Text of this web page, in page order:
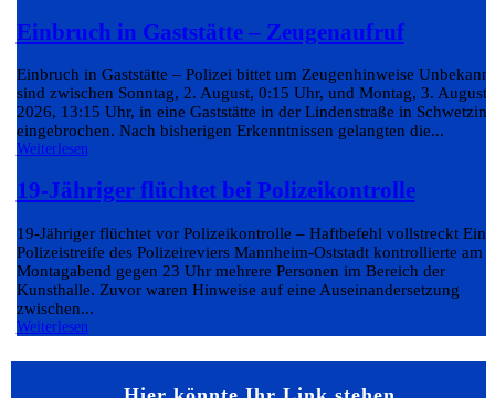
Einbruch in Gaststätte – Zeugenaufruf
Einbruch in Gaststätte – Polizei bittet um Zeugenhinweise
sind zwischen Sonntag, 2. August, 0:15 Uhr, und Montag, 3. August
2026, 13:15 Uhr, in eine Gaststätte in der Lindenstraße in
eingebrochen. Nach bisherigen Erkenntnissen gelangten die...
Weiterlesen
19-Jähriger flüchtet bei Polizeikontrolle
19-Jähriger flüchtet vor Polizeikontrolle – Haftbefehl vollstreckt Eine
Polizeistreife des Polizeireviers Mannheim-Oststadt kontrollierte am
Montagabend gegen 23 Uhr mehrere Personen im Bereich der
Kunsthalle. Zuvor waren Hinweise auf eine Auseinandersetzung
zwischen...
Weiterlesen
Hier könnte Ihr Link stehen